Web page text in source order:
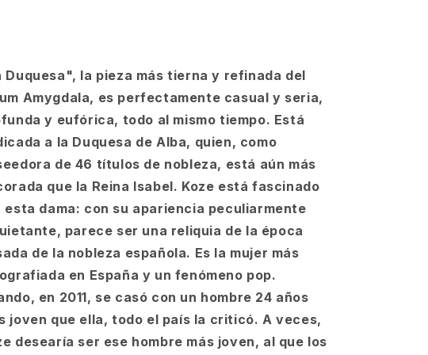
Duquesa", la pieza más tierna y refinada del
Amygdala, es perfectamente casual y seria,
y eufórica, todo al mismo tiempo. Está
a la Duquesa de Alba, quien, como
de 46 títulos de nobleza, está aún más
que la Reina Isabel. Koze está fascinado
esta dama: con su apariencia peculiarmente
parece ser una reliquia de la época
de la nobleza española. Es la mujer más
en España y un fenómeno pop.
en 2011, se casó con un hombre 24 años
joven que ella, todo el país la criticó. A veces,
desearía ser ese hombre más joven, al que los